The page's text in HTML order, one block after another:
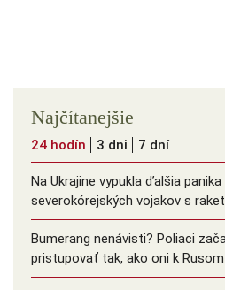
Najčítanejšie
24 hodín 3 dni 7 dní
Na Ukrajine vypukla ďalšia
severokórejských vojakov s
Bumerang nenávisti? Poliaci
pristupovať tak, ako oni k Rusom